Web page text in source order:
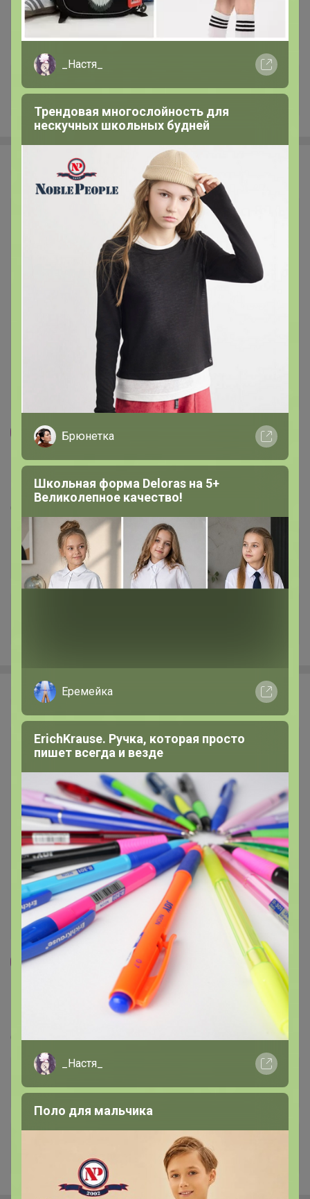
+8.6K
Эмилия!
5.0
Коптилкин дом - мясо и рыба горячего
копчения...
Эмилия!
21
Ketoprim Гиалуроник - здоровые волосы - это
просто! Терапевтические шампуни и бальзамы
с гиалуроновой кислотой. Уходовая косметика
эффектом мезотерапии и биоревитализации.
Стоп 12 августа
_Настя_
Трендовая многослойность для
нескучных школьных будней
Брюнетка
Школьная форма Deloras на 5+
Великолепное качество!
Еремейка
ErichKrause. Ручка, которая просто
пишет всегда и везде
_Настя_
Поло для мальчика